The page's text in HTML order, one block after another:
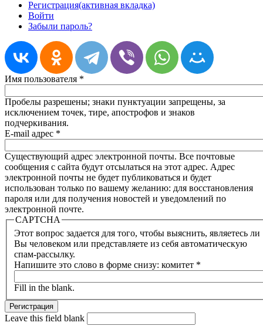
Регистрация(активная вкладка)
Войти
Забыли пароль?
Имя пользователя *
Пробелы разрешены; знаки пунктуации запрещены, за
исключением точек, тире, апострофов и знаков
подчеркивания.
E-mail адрес *
Существующий адрес электронной почты. Все почтовые
сообщения с сайта будут отсылаться на этот адрес. Адрес
электронной почты не будет публиковаться и будет
использован только по вашему желанию: для восстановления
пароля или для получения новостей и уведомлений по
электронной почте.
CAPTCHA
Этот вопрос задается для того, чтобы выяснить, являетесь ли
Вы человеком или представляете из себя автоматическую
спам-рассылку.
Напишите это слово в форме снизу: комитет *
Fill in the blank.
Leave this field blank